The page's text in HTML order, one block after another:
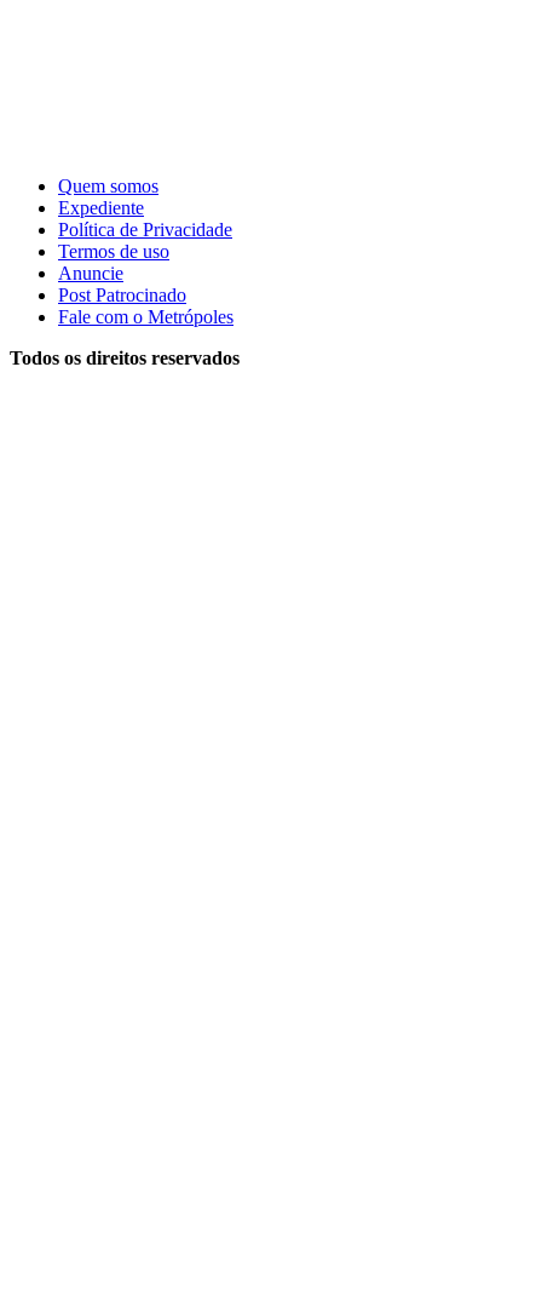
Quem somos
Expediente
Política de Privacidade
Termos de uso
Anuncie
Post Patrocinado
Fale com o Metrópoles
Todos os direitos reservados